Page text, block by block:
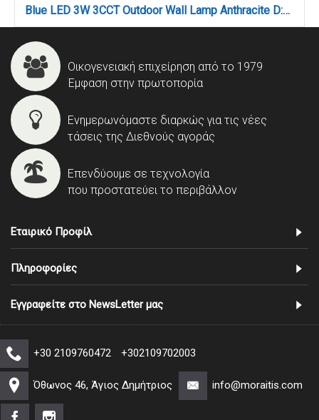
Blue LED 3W 3CCT Outdoor Wall Lamp Anthracite D:10cmx7cm (80202140)
Οικογενειακή επιχείρηση από το 1979
Έμφαση στην πρωτοπορία
Ενημερωνόμαστε διαρκώς για τις νέες
τάσεις της Διεθνούς αγοράς
Επενδύουμε σε τεχνολογία
που προστατεύει το περιβάλλον
Εταιρικό Προφίλ
Πληροφορίες
Εγγραφείτε στο NewsLetter μας
+30 2109760472 +302109702003
Όθωνος 46, Άγιος Δημήτριος info@moraitis.com